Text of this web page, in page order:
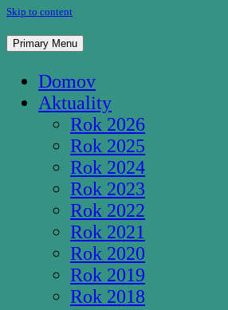
Skip to content
Pútnické miesto Studnička Pozba
Primary Menu
Domov
Aktuality
Rok 2026
Rok 2025
Rok 2024
Rok 2023
Rok 2022
Rok 2021
Rok 2020
Rok 2019
Rok 2018